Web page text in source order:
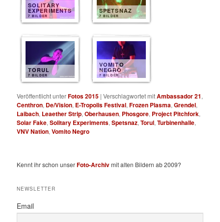
SOLITARY
EXPERIMENTS
7 BILDER
SPETSNAZ
7 BILDER
TORUL
7 BILDER
VOMITO
NEGRO
7 BILDER
Veröffentlicht unterFotos 2015 |Verschlagwortet mitAmbassador 21,
Centhron, De/Vision, E-Tropolis Festival,Frozen Plasma,Grendel,
Laibach, Leaether Strip,Oberhausen, Phosgore, Project Pitchfork,
Solar Fake,Solitary Experiments,Spetsnaz,Torul,Turbinenhalle,
VNV Nation,Vomito Negro
Kennt ihr schon unserFoto-Archivmit alten Bildern ab 2009?
NEWSLETTER
Email